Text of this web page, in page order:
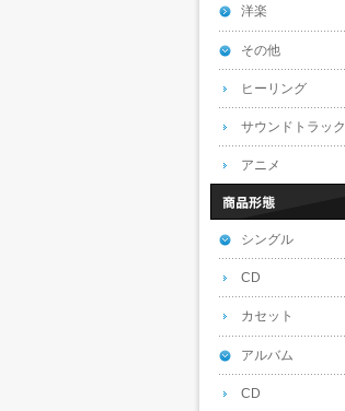
洋楽
その他
ヒーリング
サウンドトラック
アニメ
シングル
CD
カセット
アルバム
CD